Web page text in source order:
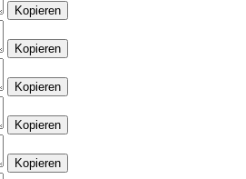
Kopieren
Kopieren
Kopieren
Kopieren
Kopieren